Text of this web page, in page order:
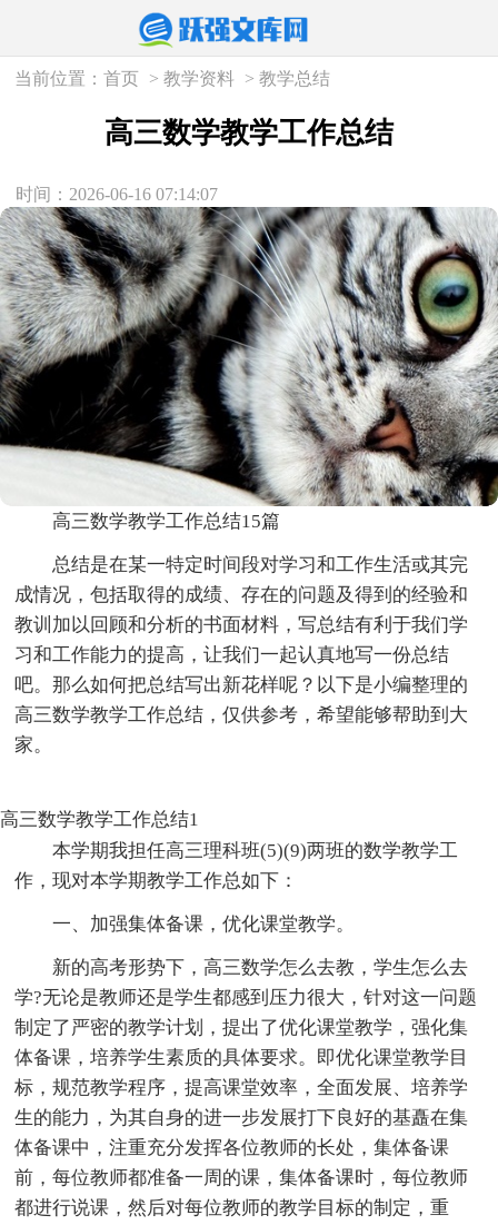
当前位置：首页 >教学资料 >教学总结
高三数学教学工作总结
时间：2026-06-16 07:14:07
高三数学教学工作总结15篇
总结是在某一特定时间段对学习和工作生活或其完
成情况，包括取得的成绩、存在的问题及得到的经验和
教训加以回顾和分析的书面材料，写总结有利于我们学
习和工作能力的提高，让我们一起认真地写一份总结
吧。那么如何把总结写出新花样呢？以下是小编整理的
高三数学教学工作总结，仅供参考，希望能够帮助到大
家。
高三数学教学工作总结1
本学期我担任高三理科班(5)(9)两班的数学教学工
作，现对本学期教学工作总如下：
一、加强集体备课，优化课堂教学。
新的高考形势下，高三数学怎么去教，学生怎么去
学?无论是教师还是学生都感到压力很大，针对这一问题
制定了严密的教学计划，提出了优化课堂教学，强化集
体备课，培养学生素质的具体要求。即优化课堂教学目
标，规范教学程序，提高课堂效率，全面发展、培养学
生的能力，为其自身的进一步发展打下良好的基矗在集
体备课中，注重充分发挥各位教师的长处，集体备课
前，每位教师都准备一周的课，集体备课时，每位教师
都进行说课，然后对每位教师的教学目标的制定，重